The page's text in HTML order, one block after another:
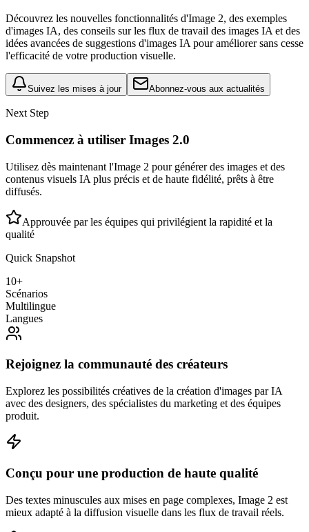
Découvrez les nouvelles fonctionnalités d'Image 2, des exemples
d'images IA, des conseils sur les flux de travail des images IA et des
idées avancées de suggestions d'images IA pour améliorer sans cesse
l'efficacité de votre production visuelle.
Suivez les mises à jour Abonnez-vous aux actualités
Next Step
Commencez à utiliser Images 2.0
Utilisez dès maintenant l'Image 2 pour générer des images et des
contenus visuels IA plus précis et de haute fidélité, prêts à être
diffusés.
Approuvée par les équipes qui privilégient la rapidité et la
qualité
Quick Snapshot
10+
Scénarios
Multilingue
Langues
Rejoignez la communauté des créateurs
Explorez les possibilités créatives de la création d'images par IA
avec des designers, des spécialistes du marketing et des équipes
produit.
Conçu pour une production de haute qualité
Des textes minuscules aux mises en page complexes, Image 2 est
mieux adapté à la diffusion visuelle dans les flux de travail réels.